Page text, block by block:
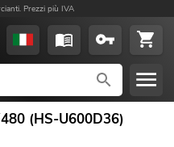
Prezzi più IVA
(HS-U600D36)